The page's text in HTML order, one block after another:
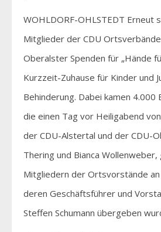
WOHLDORF-OHLSTEDT Erneut
Mitglieder der CDU
Oberalster Spenden für „Hände
Kurzzeit-Zuhause für Kinder und
Behinderung. Dabei kamen 4.000
die einen Tag vor Heiligabend
der CDU-Alstertal und der CDU-
Thering und Bianca
Mitgliedern der Ortsvorstände an
deren Geschäftsführer und
Steffen Schumann übergeben